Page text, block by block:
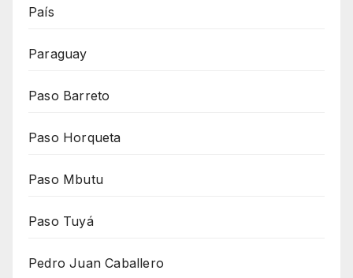
País
Paraguay
Paso Barreto
Paso Horqueta
Paso Mbutu
Paso Tuyá
Pedro Juan Caballero